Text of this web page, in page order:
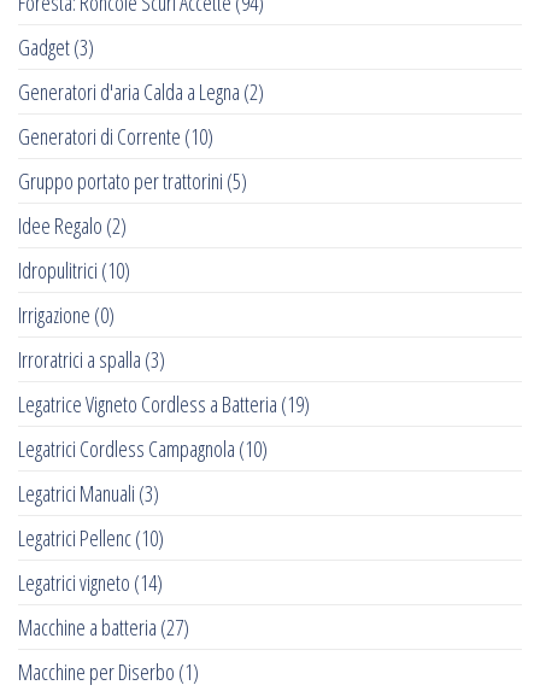
Gadget(3)
Generatori d'aria Calda a Legna (2)
Generatori di Corrente (10)
Gruppo portato per trattorini (5)
Idee Regalo (2)
Idropulitrici (10)
Irrigazione (0)
Irroratrici a spalla (3)
Legatrice Vigneto Cordless a Batteria (19)
Legatrici Cordless Campagnola (10)
Legatrici Manuali (3)
Legatrici Pellenc(10)
Legatrici vigneto (14)
Macchine a batteria (27)
Macchine per Diserbo (1)